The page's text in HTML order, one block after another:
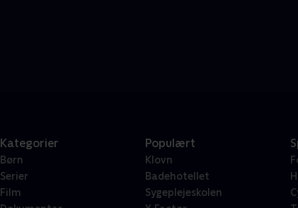
Kategorier
Børn
Serier
Film
Populært
Klovn
Badehotellet
Sygeplejeskolen